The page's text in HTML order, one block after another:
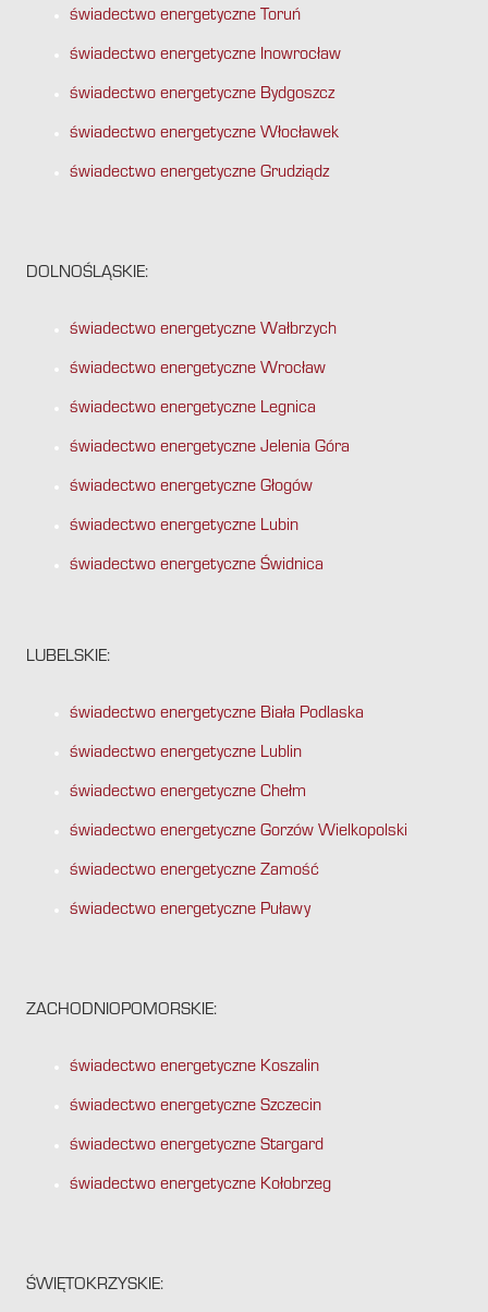
świadectwo energetyczne Toruń
świadectwo energetyczne Inowrocław
świadectwo energetyczne Bydgoszcz
świadectwo energetyczne Włocławek
świadectwo energetyczne Grudziądz
DOLNOŚLĄSKIE:
świadectwo energetyczne Wałbrzych
świadectwo energetyczne Wrocław
świadectwo energetyczne Legnica
świadectwo energetyczne Jelenia Góra
świadectwo energetyczne Głogów
świadectwo energetyczne Lubin
świadectwo energetyczne Świdnica
LUBELSKIE:
świadectwo energetyczne Biała Podlaska
świadectwo energetyczne Lublin
świadectwo energetyczne Chełm
świadectwo energetyczne Gorzów Wielkopolski
świadectwo energetyczne Zamość
świadectwo energetyczne Puławy
ZACHODNIOPOMORSKIE:
świadectwo energetyczne Koszalin
świadectwo energetyczne Szczecin
świadectwo energetyczne Stargard
świadectwo energetyczne Kołobrzeg
ŚWIĘTOKRZYSKIE: